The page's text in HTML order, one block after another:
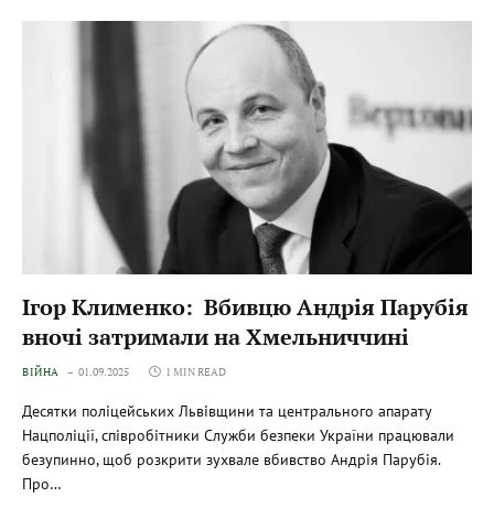
Ігор Клименко: Вбивцю Андрія Парубія
вночі затримали на Хмельниччині
ВІЙНА 01.09.2025 1 MIN READ
Десятки поліцейських Львівщини та центрального апарату
Нацполіції, співробітники Служби безпеки України працювали
безупинно, щоб розкрити зухвале вбивство Андрія Парубія.
Про…